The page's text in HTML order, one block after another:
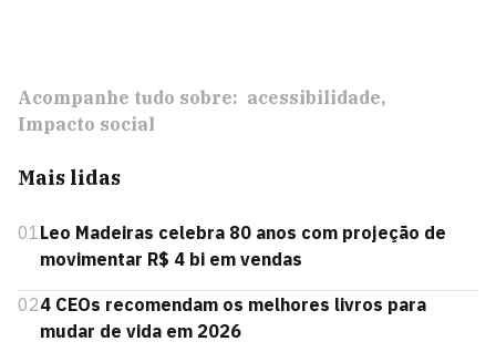
Acompanhe tudo sobre: acessibilidade
Impacto social
Mais lidas
01Leo Madeiras celebra 80 anos com projeção de
movimentar R$ 4 bi em vendas
024 CEOs recomendam os melhores livros para
mudar de vida em 2026